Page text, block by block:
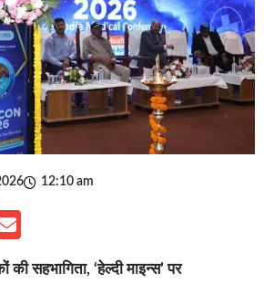
12:10 am
सहभागिता, ‘हेल्दी माइन्स’ पर